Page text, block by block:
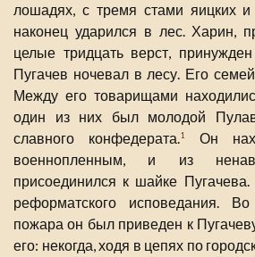
лошадях, с тремя стами яицких и
наконец ударился в лес. Харин,
целые тридцать верст,
Пугачев ночевал в лесу. Его
Между его товарищами
один из них был молодой
славного конфедерата.1Он
военнопленным, и из
присоединился к шайке
реформатского исповедания.
пожара он был приведен к
его: некогда, ходя в цепях по